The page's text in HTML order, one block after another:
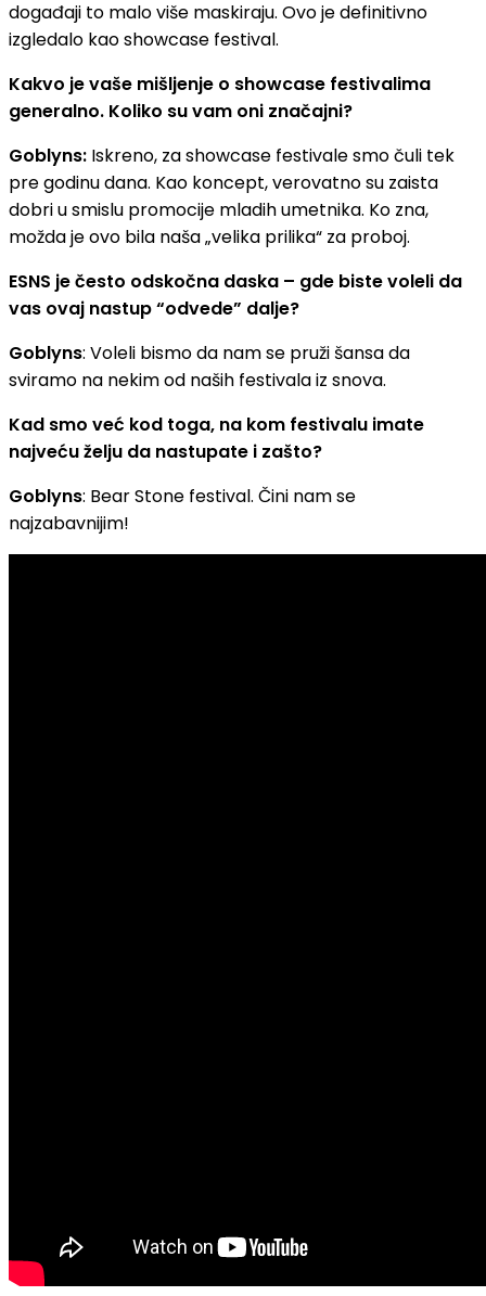
događaji to malo više maskiraju. Ovo je definitivno
izgledalo kao showcase festival.
Kakvo je vaše mišljenje o showcase festivalima
generalno. Koliko su vam oni značajni?
Goblyns: Iskreno, za showcase festivale smo čuli tek
pre godinu dana. Kao koncept, verovatno su zaista
dobri u smislu promocije mladih umetnika. Ko zna,
možda je ovo bila naša „velika prilika“ za proboj.
ESNS je često odskočna daska – gde biste voleli da
vas ovaj nastup “odvede” dalje?
Goblyns: Voleli bismo da nam se pruži šansa da
sviramo na nekim od naših festivala iz snova.
Kad smo već kod toga, na kom festivalu imate
najveću želju da nastupate i zašto?
Goblyns: Bear Stone festival. Čini nam se
najzabavnijim!